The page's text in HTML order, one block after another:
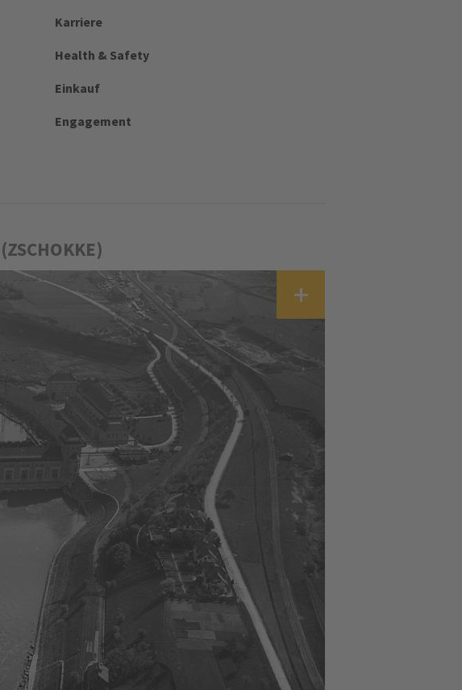
Karriere
Health & Safety
Einkauf
Engagement